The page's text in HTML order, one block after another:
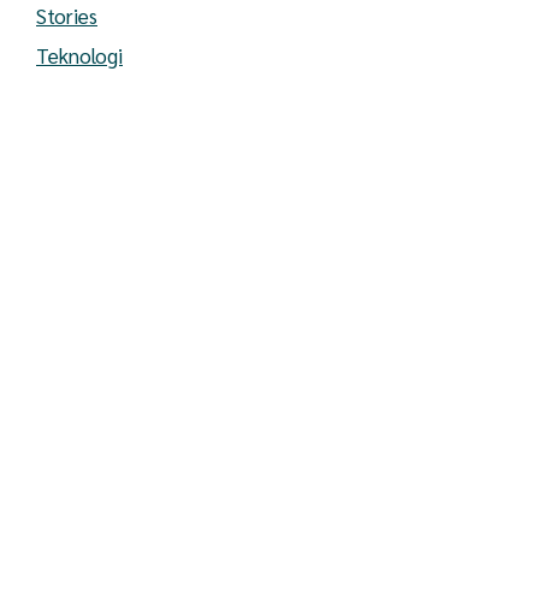
Stories
Teknologi